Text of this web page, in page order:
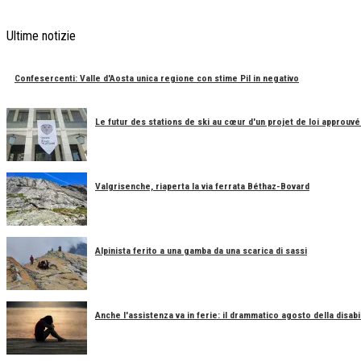
Ultime notizie
Confesercenti: Valle d'Aosta unica regione con stime Pil in negativo
Le futur des stations de ski au cœur d'un projet de loi approuvé
Valgrisenche, riaperta la via ferrata Béthaz-Bovard
Alpinista ferito a una gamba da una scarica di sassi
Anche l'assistenza va in ferie: il drammatico agosto della